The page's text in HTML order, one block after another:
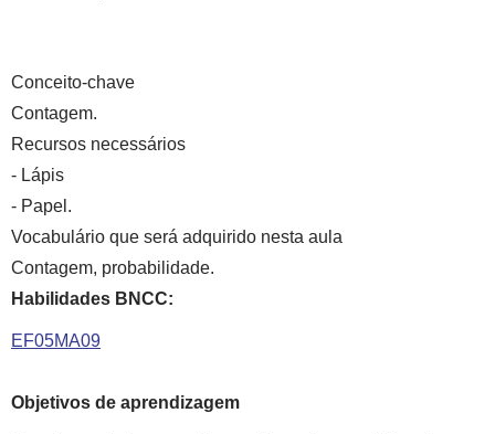
Conceito-chave
Contagem.
Recursos necessários
- Lápis
- Papel.
Vocabulário que será adquirido nesta aula
Contagem, probabilidade.
Habilidades BNCC:
EF05MA09
Objetivos de aprendizagem